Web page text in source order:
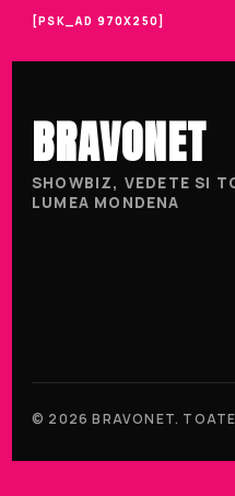
[PSK_AD 970X250]
BRAVONET
SHOWBIZ, VEDETE SI
LUMEA MONDENA
© 2026 BRAVONET. TOATE